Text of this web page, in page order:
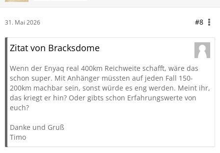
31. Mai 2026 #8
Zitat von Bracksdome
Wenn der Enyaq real 400km Reichweite schafft, wäre das
schon super. Mit Anhänger müssten auf jeden Fall 150-
200km machbar sein, sonst würde es eng werden. Meint ihr,
das kriegt er hin? Oder gibts schon Erfahrungswerte von
euch?
Danke und Gruß
Timo